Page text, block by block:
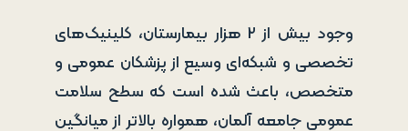
وجود بیش از ۲ هزار بیمارستان، کلینیک‌های
تخصصی و شبکه‌ای وسیع از پزشکان عمومی و
متخصص، باعث شده است که سطح سلامت
عمومی جامعه آلمان، همواره بالاتر از میانگین